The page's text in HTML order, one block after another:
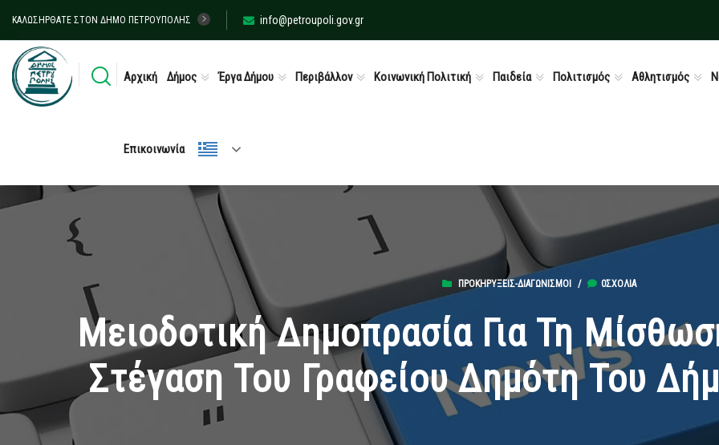
ΚΑΛΩΣΉΡΘΑΤΕ ΣΤΟΝ ΔΉΜΟ ΠΕΤΡΟΎΠΟΛΗΣ info@petroupoli.gov.gr
Αρχική Δήμος Έργα Δήμου Περιβάλλον Κοινωνική Πολιτική Παιδεία Πολιτισμός Αθλητισμός
Επικοινωνία
ΠΡΟΚΗΡΎΞΕΙΣ-ΔΙΑΓΩΝΙΣΜΟΊ / 0ΣΧΌΛΙΑ
Μειοδοτική Δημοπρασία Για Τη
Στέγαση Του Γραφείου Δημότη Του